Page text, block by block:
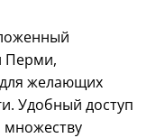
Перми,
желающих
Удобный доступ
множеству